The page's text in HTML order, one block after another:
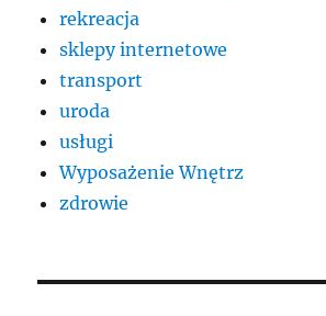
rekreacja
sklepy internetowe
transport
uroda
usługi
Wyposażenie Wnętrz
zdrowie